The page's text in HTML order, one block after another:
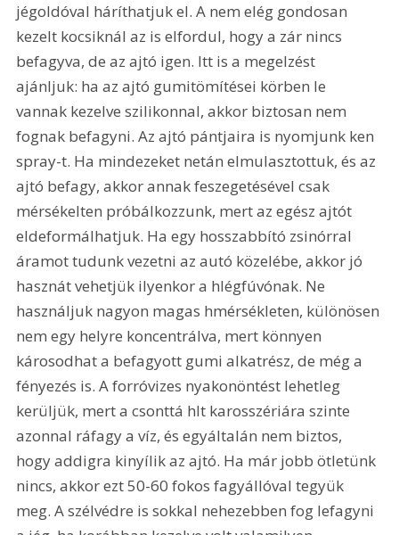
jégoldóval háríthatjuk el. A nem elég gondosan
kezelt kocsiknál az is elfordul, hogy a zár nincs
befagyva, de az ajtó igen. Itt is a megelzést
ajánljuk: ha az ajtó gumitömítései körben le
vannak kezelve szilikonnal, akkor biztosan nem
fognak befagyni. Az ajtó pántjaira is nyomjunk ken
spray-t. Ha mindezeket netán elmulasztottuk, és az
ajtó befagy, akkor annak feszegetésével csak
mérsékelten próbálkozzunk, mert az egész ajtót
eldeformálhatjuk. Ha egy hosszabbító zsinórral
áramot tudunk vezetni az autó közelébe, akkor jó
hasznát vehetjük ilyenkor a hlégfúvónak. Ne
használjuk nagyon magas hmérsékleten, különösen
nem egy helyre koncentrálva, mert könnyen
károsodhat a befagyott gumi alkatrész, de még a
fényezés is. A forróvizes nyakonöntést lehetleg
kerüljük, mert a csonttá hlt karosszériára szinte
azonnal ráfagy a víz, és egyáltalán nem biztos,
hogy addigra kinyílik az ajtó. Ha már jobb ötletünk
nincs, akkor ezt 50-60 fokos fagyállóval tegyük
meg. A szélvédre is sokkal nehezebben fog lefagyni